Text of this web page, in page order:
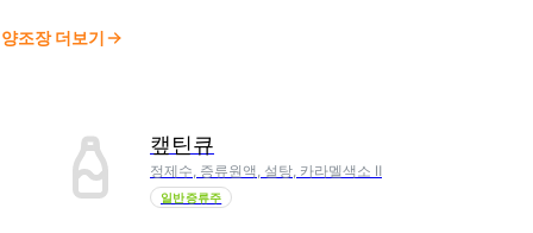
양조장 더보기
캪틴큐
정제수, 증류원액, 설탕, 카라멜색소 Ⅱ
일반증류주